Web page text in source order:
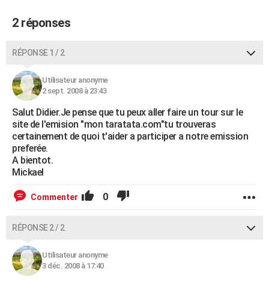
Bricolage
Lifestyle
Culture
Sport
Auto
Television
Voyage
Cinema
2 réponses
RÉPONSE 1 / 2
Utilisateur anonyme
2 sept. 2008 à 23:43
Salut Didier.Je pense que tu peux aller faire un tour sur le
site de l'emision "mon taratata.com"tu trouveras
certainement de quoi t'aider a participer a notre emission
preferée.
A bientot.
Mickael
Commenter 0
RÉPONSE 2 / 2
Utilisateur anonyme
3 déc. 2008 à 17:40